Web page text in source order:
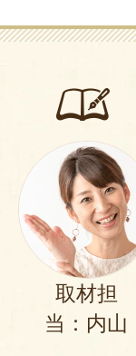
取材担
当：内山